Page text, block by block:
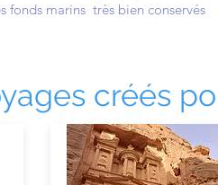
fonds marins très bien conservés
créés